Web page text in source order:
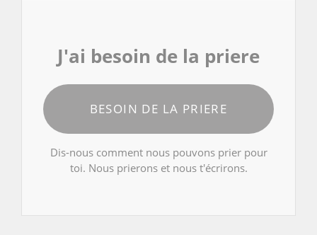
J'ai besoin de la priere
BESOIN DE LA PRIERE
Dis-nous comment nous pouvons prier pour
toi. Nous prierons et nous t'écrirons.